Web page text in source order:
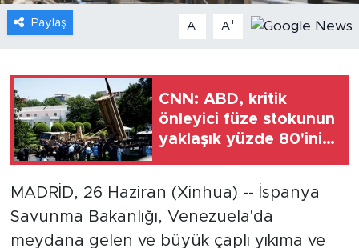
Paylaş A- A+
CNN: ABD, kritik
önleyici füze stokunun
yaklaşık yüzde 80'ini
MADRİD, 26 Haziran (Xinhua) -- İspanya
Savunma Bakanlığı, Venezuela'da
meydana gelen ve büyük çaplı yıkıma ve
Foto Haber
Xinhua Türkiye
Seyahat